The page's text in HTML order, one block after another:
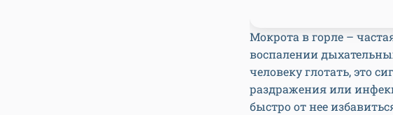
Мокрота в горле –
воспалении
человеку глотать, это
раздражения или
быстро от нее